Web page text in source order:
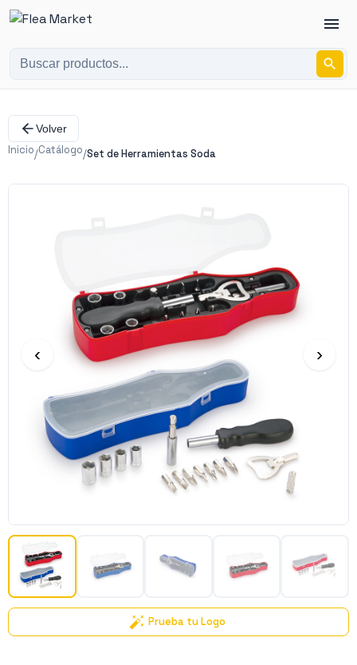
Volver
Inicio/Catálogo/Set de Herramientas Soda
‹ ›
Prueba tu Logo